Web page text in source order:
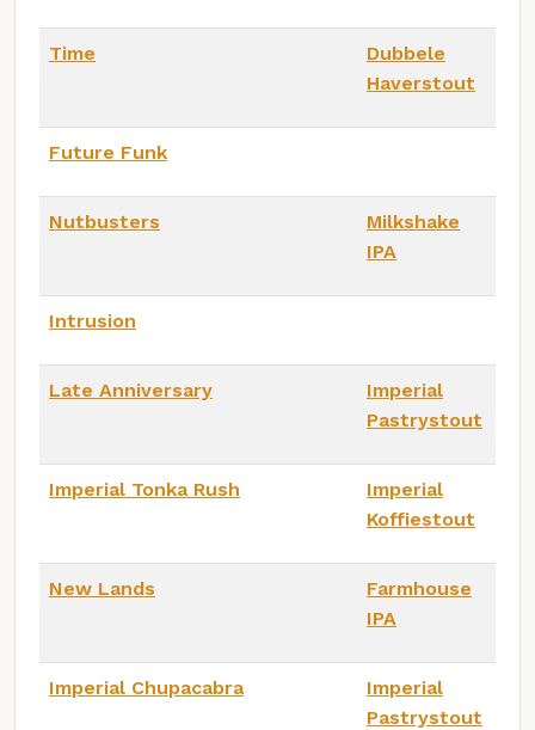
Time
Dubbele
Haverstout
Future Funk
Nutbusters
Milkshake
IPA
Intrusion
Late Anniversary
Imperial
Pastrystout
Imperial Tonka Rush
Imperial
Koffiestout
New Lands
Farmhouse
IPA
Imperial Chupacabra
Imperial
Pastrystout